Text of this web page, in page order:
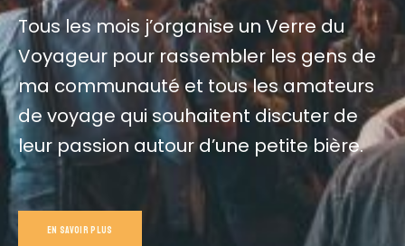
Tous les mois j’organise un Verre du
Voyageur pour rassembler les gens de
ma communauté et tous les amateurs
de voyage qui souhaitent discuter de
leur passion autour d’une petite bière.
EN SAVOIR PLUS